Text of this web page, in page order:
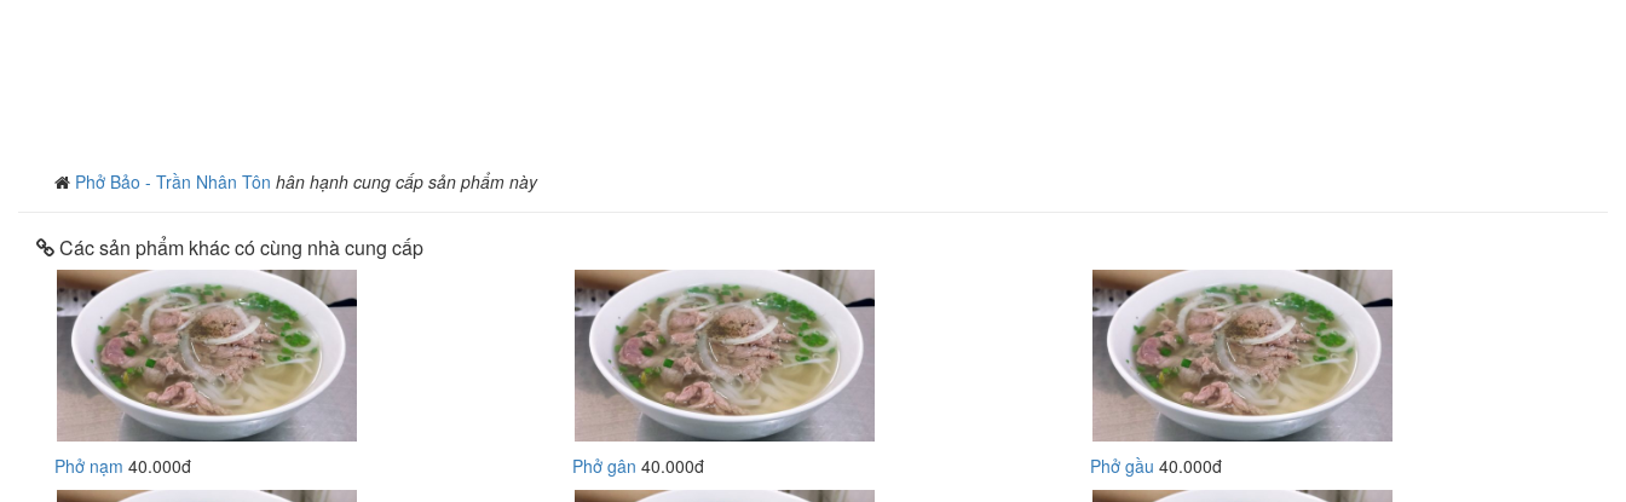
Phở Bảo - Trần Nhân Tôn hân hạnh cung cấp sản phẩm này
Các sản phẩm khác có cùng nhà cung cấp
Phở nạm 40.000đ Phở gân 40.000đ Phở gầu 40.000đ